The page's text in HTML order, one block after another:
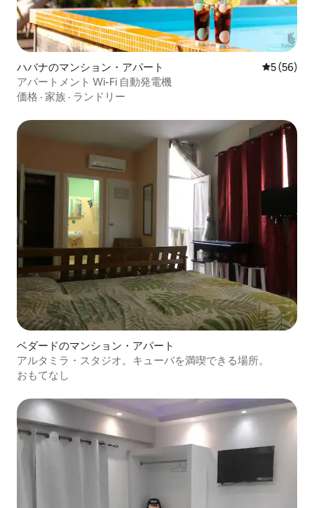
ハバナのマンション・アパート レビュー
5 (56)
アパートメント Wi-Fi 自動発電機
価格 · 家族 · ランドリー
ベダードのマンション・アパート
アルタミラ・スタジオ。キューバを満喫できる場所。
おもてなし